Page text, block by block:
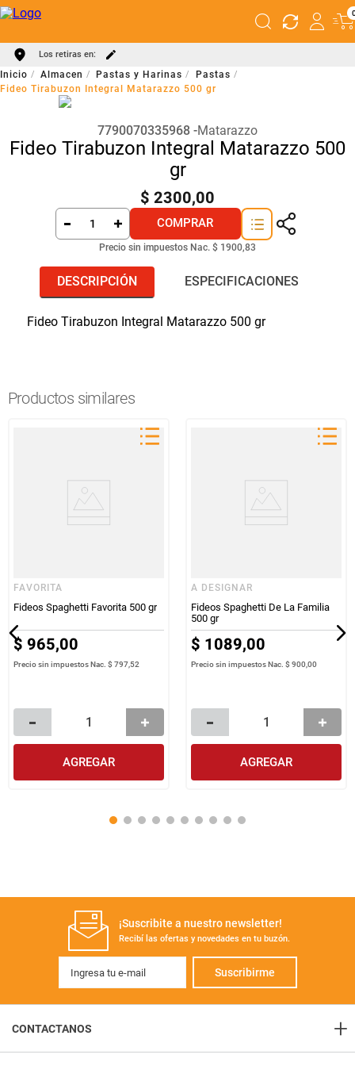
Los retiras en:
Almacen Pastas y Harinas
Pastas
Fideo Tirabuzon Integral Matarazzo 500 gr
7790070335968 Matarazzo
Fideo Tirabuzon Integral Matarazzo 500
gr
$ 2300,00
COMPRAR
Precio sin impuestos Nac. $ 1900,83
DESCRIPCIÓN ESPECIFICACIONES
Fideo Tirabuzon Integral Matarazzo 500 gr
Productos similares
FAVORITA
Fideos Spaghetti Favorita 500 gr
$ 965,00
Precio sin impuestos Nac. $ 797,52
AGREGAR
A DESIGNAR
Fideos Spaghetti De La Familia
500 gr
$ 1089,00
Precio sin impuestos Nac. $ 900,00
AGREGAR
¡Suscribite a nuestro newsletter!
Recibí las ofertas y novedades en tu buzón.
Suscribirme
CONTACTANOS +